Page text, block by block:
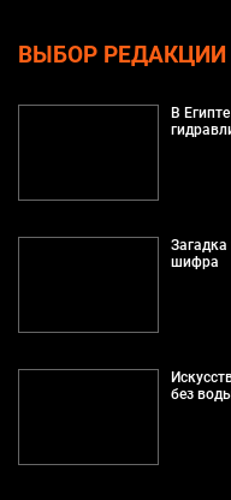
ВЫБОР РЕДАКЦИИ
В
шифра
без